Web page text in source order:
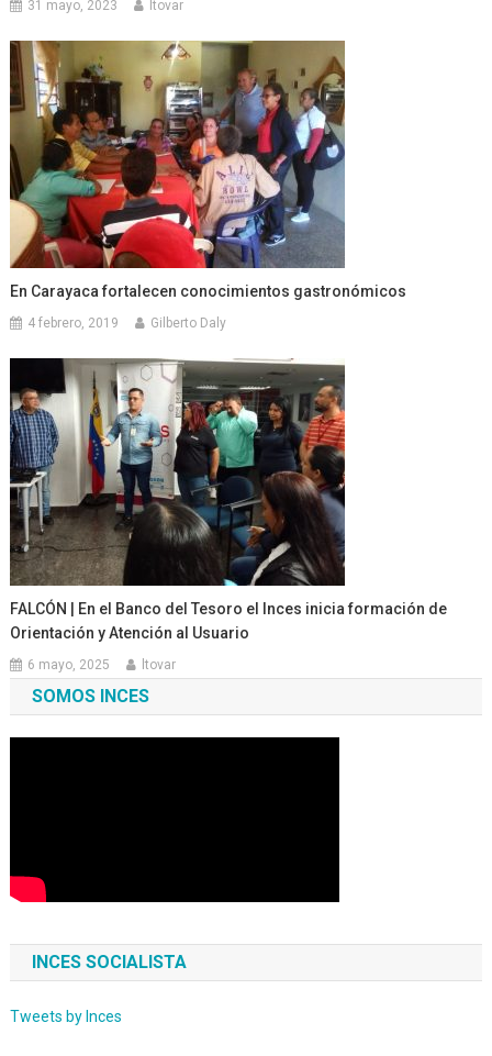
31 mayo, 2023 ltovar
En Carayaca fortalecen conocimientos gastronómicos
4 febrero, 2019 Gilberto Daly
FALCÓN | En el Banco del Tesoro el Inces inicia formación de
Orientación y Atención al Usuario
6 mayo, 2025 ltovar
SOMOS INCES
INCES SOCIALISTA
Tweets by Inces